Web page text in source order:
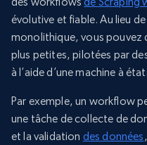
évolutive et fiable. Au lieu
monolithique, vous pouvez
plus petites, pilotées par
à l’aide d’une machine à
Par exemple, un workflow
une tâche de collecte de
et la validation des données